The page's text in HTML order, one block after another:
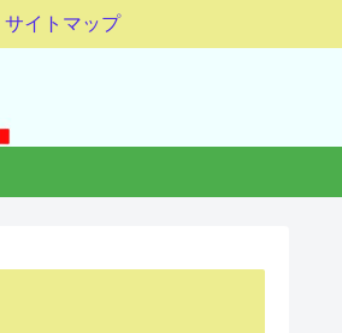
サイトマップ